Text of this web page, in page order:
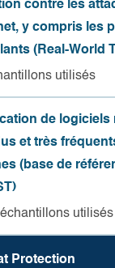
contre les
y compris les
(Real-World
utilisés
de logiciels
et très
(base de
utilisés
Protection